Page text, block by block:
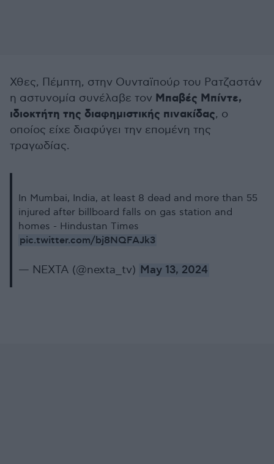
Χθες, Πέμπτη, στην Ουνταϊπούρ του Ρατζαστάν
η αστυνομία συνέλαβε τον Μπαβές Μπίντε,
ιδιοκτήτη της διαφημιστικής πινακίδας, ο
οποίος είχε διαφύγει την επομένη της
τραγωδίας.
In Mumbai, India, at least 8 dead and more than 55
injured after billboard falls on gas station and
homes - Hindustan Times
pic.twitter.com/bj8NQFAJk3
— NEXTA (@nexta_tv) May 13, 2024